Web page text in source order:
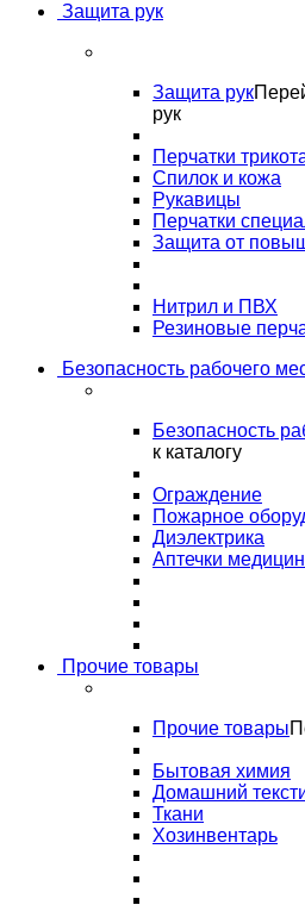
Защита рук
Защита рук
рук
Перчатки
Спилок и кожа
Рукавицы
Перчатки
Защита от
Нитрил и ПВХ
Резиновые
Безопасность рабочего
Безопасность
к каталогу
Ограждение
Пожарное
Диэлектрика
Аптечки
Прочие товары
Прочие товары
Бытовая химия
Домашний
Ткани
Хозинвентарь